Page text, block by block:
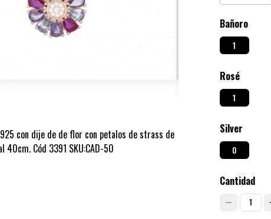
con dije de de flor con petalos de strass de
40cm. Cód 3391 SKU:CAD-50
Bañoro
1
Rosé
1
Silver
0
Cantidad
1